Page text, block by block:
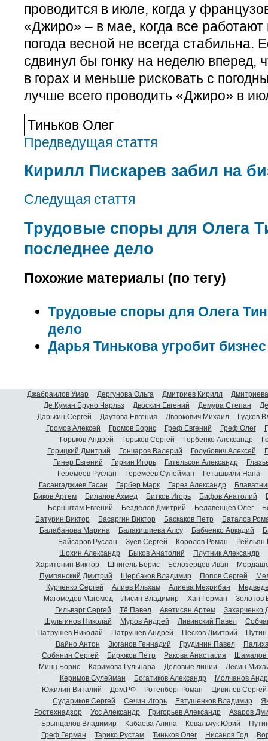
проводится в июле, когда у
«Джиро» – в мае, когда все работают
погода весной не всегда стабильна.
сдвинул бы гонку на неделю вперед,
в горах и меньше рисковать с
лучше всего проводить «Джиро» в
Тиньков Олег
Предведущая стаття
Кирилл Пискарев забил на
Следущая стаття
Трудовые споры для Олега
последнее дело
Похожие материалы (по тегу)
Трудовые споры для Олега
дело
Дарья Тинькова угробит
Джабраилов Умар Дергунова Ольга Дмитриев Кирилл
Де Куман Бруно Чарльз
Двоскин Евгений Демура Степан
Дарькин Сергей
Даутова Евгения Дворкович Михаил
Гудков
Громов Алексей
Громов Борис Греф Евгений Греф Олег
Горьков Андрей
Горьков Сергей Горбенко Александр
Горицкий Дмитрий
Гончаров Валерий Голубович Алексей
Гинер Евгений
Гиркин Игорь Гительсон Александр
Геремеев Руслан
Геремеев Сулейман
Геташвили Нана
Гасангаджиев Гасан
Гарбер Марк Гарез Александр
Биков Артем
Билалов Ахмед Битков Игорь Бифов Анатолий
Бернштам Евгений
Безделов Дмитрий Белавенцев Олег
Батурин Виктор
Басаргин Виктор Баскаков Петр
Баталов
Балабанова Марина
Балакишиева Алсу Бабченко Аркадий
Байсаров Руслан
Зуев Сергей Королев Роман
Шохин Александр
Быков Анатолий Плутник Александр
Харитонин Виктор
Шпигель Борис Белозерцев Иван
Пумпянский Дмитрий
Щербаков Владимир Попов Сергей
Курченко Сергей
Алиев Ильхам Алиева Мехрибан
Магомедов Магомед
Лисин Владимир Хан Герман
Золотов
Гильварг Сергей
Тё Павел Аветисян Артем
Захарченко
Шульгинов Николай
Муров Андрей Ливинский Павел
Патрушев Николай
Патрушев Андрей Песков Дмитрий
Вайно Антон
Зюганов Геннадий Грудинин Павел
Собянин Сергей
Бирюков Петр Ракова Анастасия
Шамалов
Минц Борис
Каримова Гульнара Деловые линии
Лесин
Керимов Сулейман
Богатиков Александр
Молчанов
Южилин Виталий
Дом.РФ Ротенберг Роман
Цивилев Сергей
Судариков Сергей
Сечин Игорь Евтушенков Владимир
Ростехнадзор
Усс Александр Григорьев Александр
Азаров
Брынцалов Владимир
Кабаева Алина Ковальчук Юрий
Греф Герман
Тарико Рустам Тиньков Олег Нисанов Год